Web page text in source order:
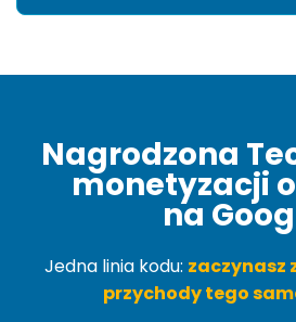
Nagrodzona
monetyzacji
na
Jedna linia kodu: zaczynasz
przychody tego